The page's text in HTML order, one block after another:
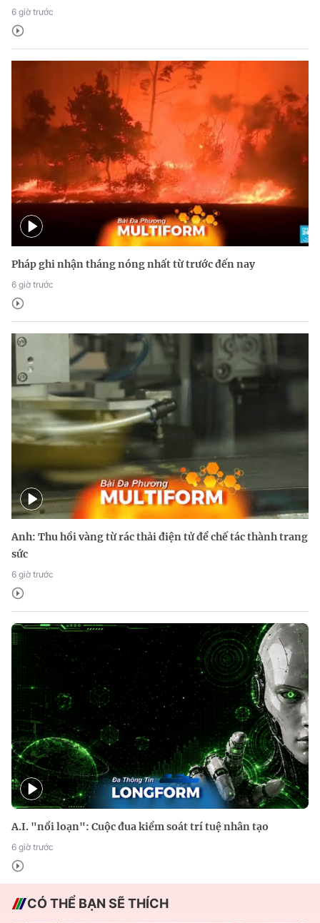
6 giờ trước
Pháp ghi nhận tháng nóng nhất từ trước đến nay
6 giờ trước
Anh: Thu hồi vàng từ rác thải điện tử để chế tác thành trang
sức
6 giờ trước
A.I. "nổi loạn": Cuộc đua kiểm soát trí tuệ nhân tạo
6 giờ trước
CÓ THỂ BẠN SẼ THÍCH